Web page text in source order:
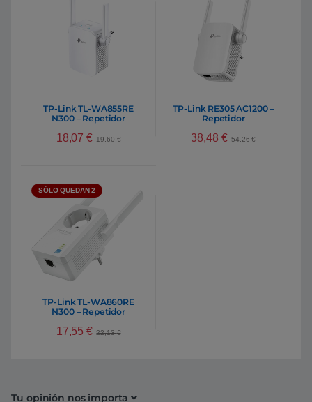
TP-Link TL-WA855RE
N300 – Repetidor
18,07€ 19,60€
TP-Link RE305 AC1200 –
Repetidor
38,48 € 54,26€
SÓLO QUEDAN 2
TP-Link TL-WA860RE
N300 – Repetidor
17,55€ 22,13€
Tu opinión nos importa